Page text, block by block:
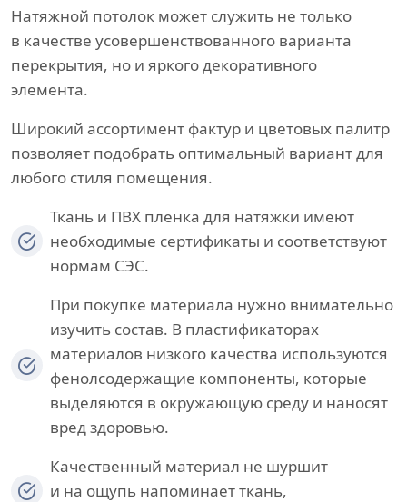
Натяжной потолок может служить не только
в качестве усовершенствованного варианта
перекрытия, но и яркого декоративного
элемента.
Широкий ассортимент фактур и цветовых палитр
позволяет подобрать оптимальный вариант для
любого стиля помещения.
Ткань и ПВХ пленка для натяжки имеют
необходимые сертификаты и соответствуют
нормам СЭС.
При покупке материала нужно внимательно
изучить состав. В пластификаторах
материалов низкого качества используются
фенолсодержащие компоненты, которые
выделяются в окружающую среду и наносят
вред здоровью.
Качественный материал не шуршит
и на ощупь напоминает ткань,